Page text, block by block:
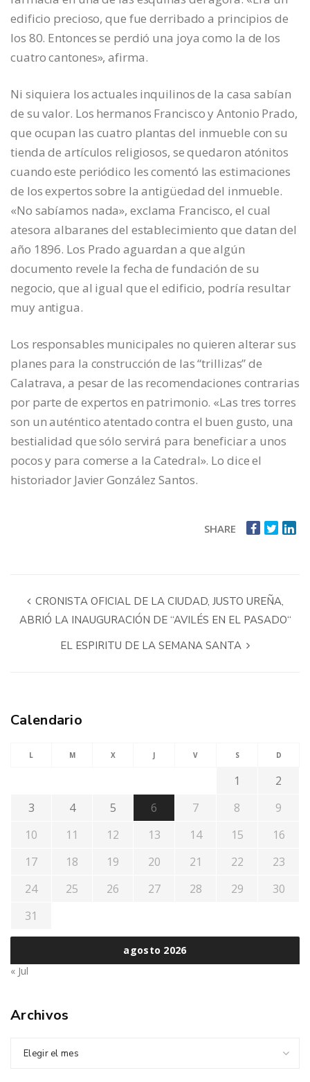
edificio precioso, que fue derribado a principios de
los 80. Entonces se perdió una joya como la de los
cuatro cantones», afirma.
Ni siquiera los actuales inquilinos de la casa sabían
de su valor. Los hermanos Francisco y Antonio Prado,
que ocupan las cuatro plantas del inmueble con su
tienda de artículos religiosos, se quedaron atónitos
cuando este periódico les comentó las estimaciones
de los expertos sobre la antigüedad del inmueble.
«No sabíamos nada», exclama Francisco, el cual
atesora albaranes del establecimiento que datan del
año 1896. Los Prado aguardan a que algún
documento revele la fecha de fundación de su
negocio, que al igual que el edificio, podría resultar
muy antigua.
Los responsables municipales no quieren alterar sus
planes para la construcción de las “trillizas” de
Calatrava, a pesar de las recomendaciones contrarias
por parte de expertos en patrimonio. «Las tres torres
son un auténtico atentado contra el buen gusto, una
bestialidad que sólo servirá para beneficiar a unos
pocos y para comerse a la Catedral». Lo dice el
historiador Javier González Santos.
SHARE
CRONISTA OFICIAL DE LA CIUDAD, JUSTO UREÑA,
ABRIÓ LA INAUGURACIÓN DE “AVILÉS EN EL PASADO“
EL ESPIRITU DE LA SEMANA SANTA
Calendario
agosto 2026
L M X J V S D
1
2
3
4 5 6 7 8
9
10
11 12 13 14 15
16
17
18 19 20 21 22
23
24
25 26 27 28 29
30
31
« Jul
Archivos
Elegir el mes